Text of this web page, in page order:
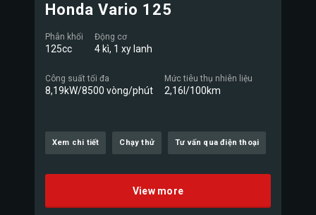
Honda Vario 125
Phân khối
125cc
Động cơ
4 kì, 1 xy lanh
Công suất tối đa
8,19kW/8500 vòng/phút
Mức tiêu thụ nhiên liệu
2,16l/100km
Xem chi tiết Chạy thử Tư vấn qua điện thoại
View more